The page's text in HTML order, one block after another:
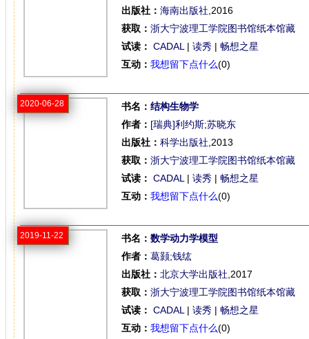
出版社： 海南出版社 ,2016
获取： 浙大宁波理工学院图书馆纸本馆藏
试读： CADAL | 读秀 | 畅想之星
互动： 我想留下点什么(0)
2020-06-28 书名： 结构生物学
作者： [瑞典]利约斯;苏晓东
出版社： 科学出版社 ,2013
获取： 浙大宁波理工学院图书馆纸本馆藏
试读： CADAL | 读秀 | 畅想之星
互动： 我想留下点什么(0)
2019-11-22 书名： 数学动力学模型
作者： 葛颢;钱纮
出版社： 北京大学出版社 ,2017
获取： 浙大宁波理工学院图书馆纸本馆藏
试读： CADAL | 读秀 | 畅想之星
互动： 我想留下点什么(0)